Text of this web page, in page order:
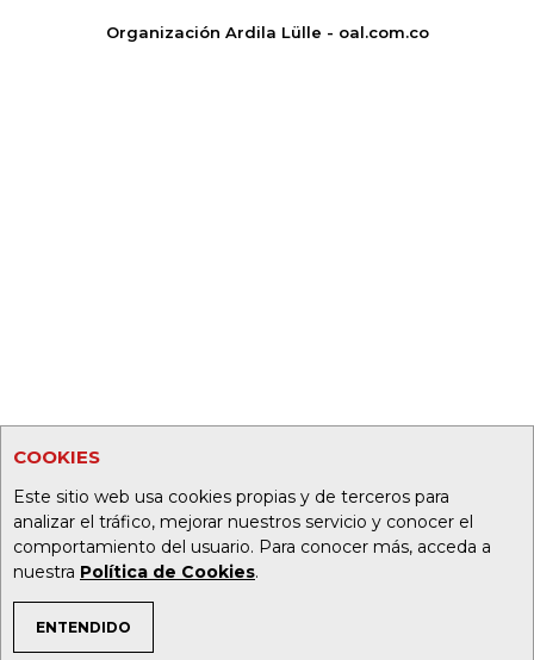
COOKIES
Este sitio web usa cookies propias y de terceros para
analizar el tráfico, mejorar nuestros servicio y conocer el
comportamiento del usuario. Para conocer más, acceda a
nuestra Política de Cookies.
ENTENDIDO
TEMAS DE INTERÉS
Organización Ardila Lülle - oal.com.co